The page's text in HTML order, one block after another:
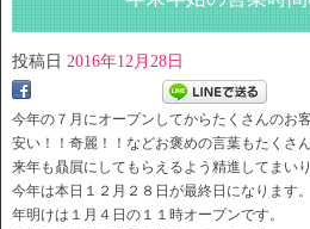
投稿日 2016年12月28日
今年の７月にオープンしてからたくさんのお
安い！！奇麗！！などお褒めの言葉もたくさ
来年も贔屓にしてもらえるよう精進してまいり
今年は本日１２月２８日が最終日になります。
年明けは１月４日の１１時オープンです。